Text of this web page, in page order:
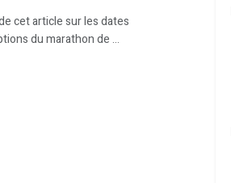
cet article sur les dates
du marathon de ...